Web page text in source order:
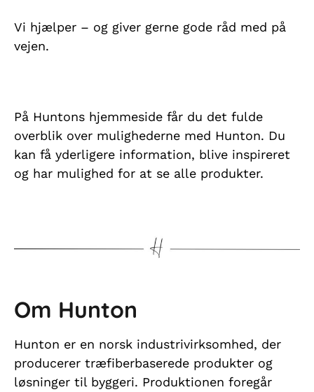
Vi hjælper – og giver gerne gode råd med på
vejen.
På Huntons hjemmeside får du det fulde
overblik over mulighederne med Hunton. Du
kan få yderligere information, blive inspireret
og har mulighed for at se alle produkter.
Om Hunton
Hunton er en norsk industrivirksomhed, der
producerer træfiberbaserede produkter og
løsninger til byggeri. Produktionen foregår